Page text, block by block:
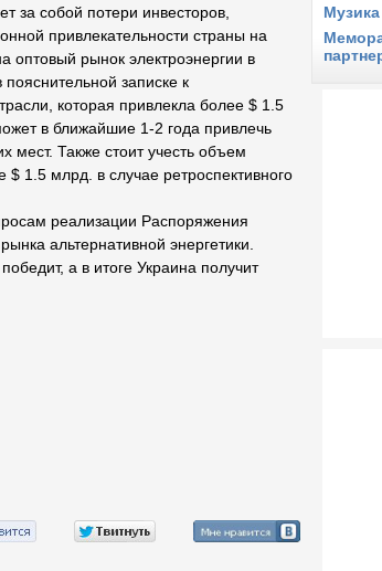
за собой потери инвесторов,
привлекательности страны на
рынок электроэнергии в
записке к
которая привлекла более $ 1.5
в ближайшие 1-2 года привлечь
мест. Также стоит учесть объем
1.5 млрд. в случае ретроспективного
реализации Распоряжения
альтернативной энергетики.
а в итоге Украина получит